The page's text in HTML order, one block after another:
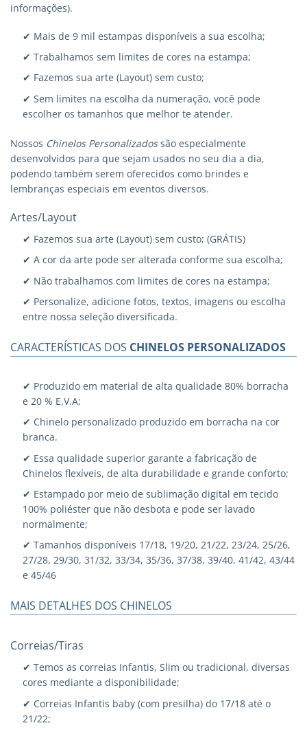
informações).
✔ Mais de 9 mil estampas disponíveis a sua escolha;
✔ Trabalhamos sem limites de cores na estampa;
✔ Fazemos sua arte (Layout) sem custo;
✔ Sem limites na escolha da numeração, você pode
escolher os tamanhos que melhor te atender.
Nossos Chinelos Personalizadossão especialmente
desenvolvidos para que sejam usados no seu dia a dia,
podendo também serem oferecidos como brindes e
lembranças especiais em eventos diversos.
Artes/Layout
✔ Fazemos sua arte (Layout) sem custo; (GRÁTIS)
✔ A cor da arte pode ser alterada conforme sua escolha;
✔ Não trabalhamos com limites de cores na estampa;
✔ Personalize, adicione fotos, textos, imagens ou escolha
entre nossa seleção diversificada.
CARACTERÍSTICAS DOS CHINELOS PERSONALIZADOS
✔ Produzido em material de alta qualidade 80% borracha
e 20 % E.V.A;
✔ Chinelo personalizado produzido em borracha na cor
branca.
✔ Essa qualidade superior garante a fabricação de
Chinelos flexíveis, de alta durabilidade e grande conforto;
✔ Estampado por meio de sublimação digital em tecido
100% poliéster que não desbota e pode ser lavado
normalmente;
✔ Tamanhos disponíveis 17/18, 19/20, 21/22, 23/24, 25/26,
27/28, 29/30, 31/32, 33/34, 35/36, 37/38, 39/40, 41/42, 43/44
e 45/46
MAIS DETALHES DOS CHINELOS
Correias/Tiras
✔ Temos as correias Infantis, Slim ou tradicional, diversas
cores mediante a disponibilidade;
✔ Correias Infantis baby (com presilha) do 17/18 até o
21/22;